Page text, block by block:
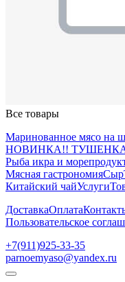
Все товары
Маринованное мясо на
НОВИНКА!!
Рыба икра и
Мясная гастрономияСыр
Китайский чайУслуги
ДоставкаОплата
Пользовательское
+7(911)925-33-35
parnoemyaso@yandex.ru